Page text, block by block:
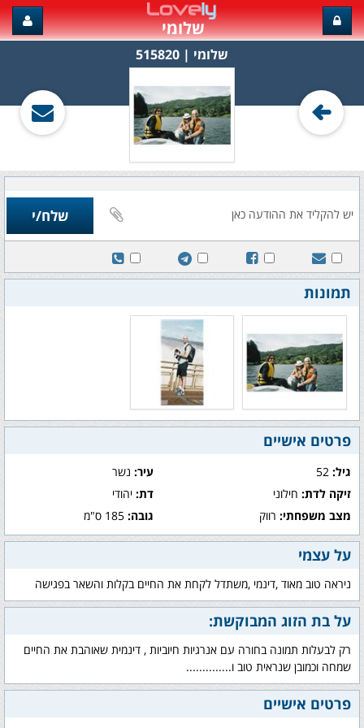
שלומי
שלומי‏ | 515820
תמונות
פרטים אישיים
גיל: עיר:נשר
זיקה לדת: חילוני דת:יהודי
מצב משפחתי: רווק גובה:185 ס"מ
על עצמי
ניראה טוב מאוד ,דינמי ,משתדל לקחת את החיים בקלות והשאר בפגישה
על בת הזוג המבוקשת:
רק לבעלות תמונה בחורה עם אנרגיות חיוביות , דינמית שאוהבת את החיים
שמחה וכמובן שנראית טוב ו..............
פרטים אישיים